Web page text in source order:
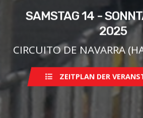
SAMSTAG 14 -
2025
CIRCUITO DE NAVARRA
ZEITPLAN DER